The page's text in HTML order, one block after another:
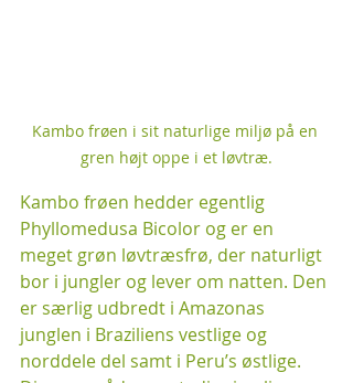
Kambo frøen i sit naturlige miljø på en
gren højt oppe i et løvtræ.
Kambo frøen hedder egentlig
Phyllomedusa Bicolor og er en
meget grøn løvtræsfrø, der naturligt
bor i jungler og lever om natten. Den
er særlig udbredt i Amazonas
junglen i Braziliens vestlige og
norddele del samt i Peru’s østlige.